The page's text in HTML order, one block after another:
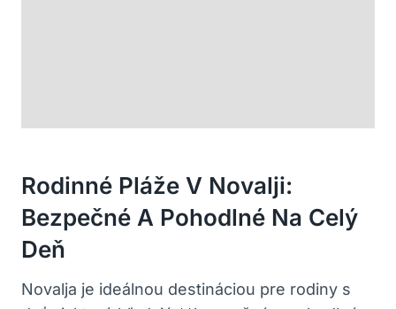
Rodinné Pláže V Novalji:
Bezpečné A Pohodlné Na Celý
Deň
Novalja je ideálnou destináciou pre rodiny s